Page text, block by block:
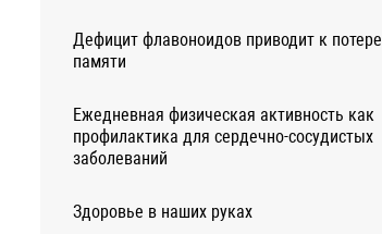
Дефицит флавоноидов приводит к потере
памяти
Ежедневная физическая активность как
профилактика для сердечно-сосудистых
заболеваний
Здоровье в наших руках